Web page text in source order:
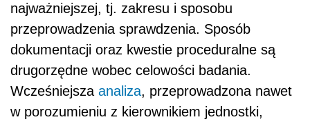
najważniejszej, tj. zakresu i sposobu
przeprowadzenia sprawdzenia. Sposób
dokumentacji oraz kwestie proceduralne są
drugorzędne wobec celowości badania.
Wcześniejsza analiza, przeprowadzona nawet
w porozumieniu z kierownikiem jednostki,